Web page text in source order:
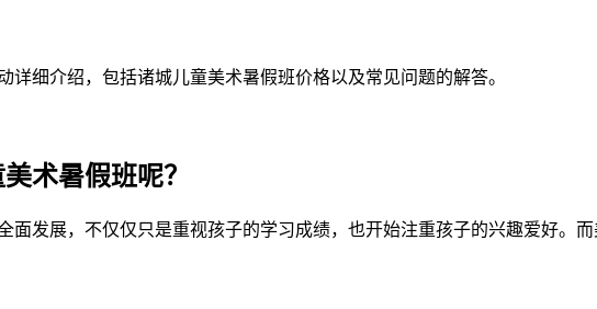
细介绍，包括诸城儿童美术暑假班价格以及常见问题的解答。
术暑假班呢？
面发展，不仅仅只是重视孩子的学习成绩，也开始注重孩子的兴趣爱好。